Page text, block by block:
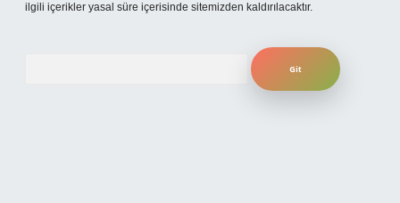
ilgili içerikler yasal süre içerisinde sitemizden kaldırılacaktır.